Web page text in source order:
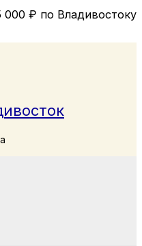
000 ₽ по Владивостоку